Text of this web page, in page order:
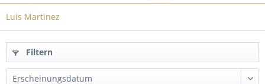
Luis Martinez
Filtern